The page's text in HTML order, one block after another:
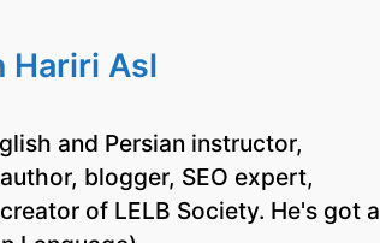
Hariri Asl
and Persian instructor,
blogger, SEO expert,
of LELB Society. He's got a